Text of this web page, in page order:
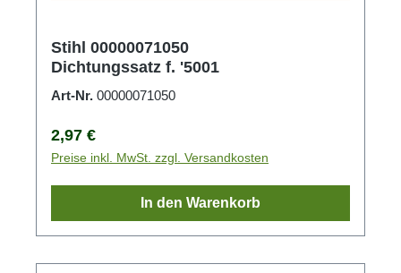
Stihl 00000071050
Dichtungssatz f. '5001
Art-Nr. 00000071050
Regulärer Preis:
2,97 €
Preise inkl. MwSt. zzgl. Versandkosten
In den Warenkorb